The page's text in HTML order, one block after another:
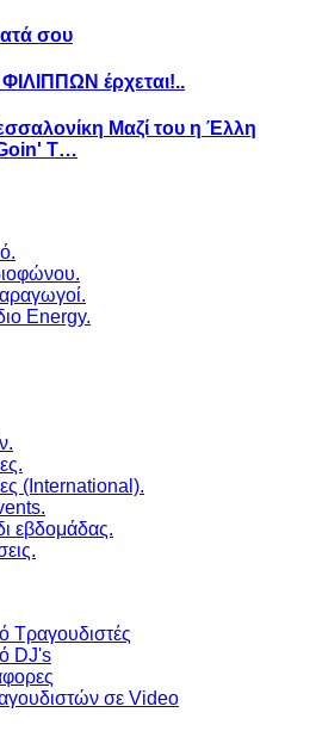
σου
έρχεται!..
Μαζί του η Έλλη
T…
Energy.
(International).
εβδομάδας.
Τραγουδιστές
DJ's
σε Video